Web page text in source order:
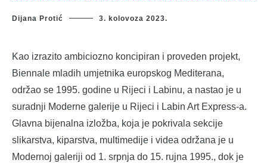
Dijana Protić 3. kolovoza 2023.
Kao izrazito ambiciozno koncipiran i proveden projekt,
Biennale mladih umjetnika europskog Mediterana,
održao se 1995. godine u Rijeci i Labinu, a nastao je u
suradnji Moderne galerije u Rijeci i Labin Art Express-a.
Glavna bijenalna izložba, koja je pokrivala sekcije
slikarstva, kiparstva, multimedije i videa održana je u
Modernoj galeriji od 1. srpnja do 15. rujna 1995., dok je